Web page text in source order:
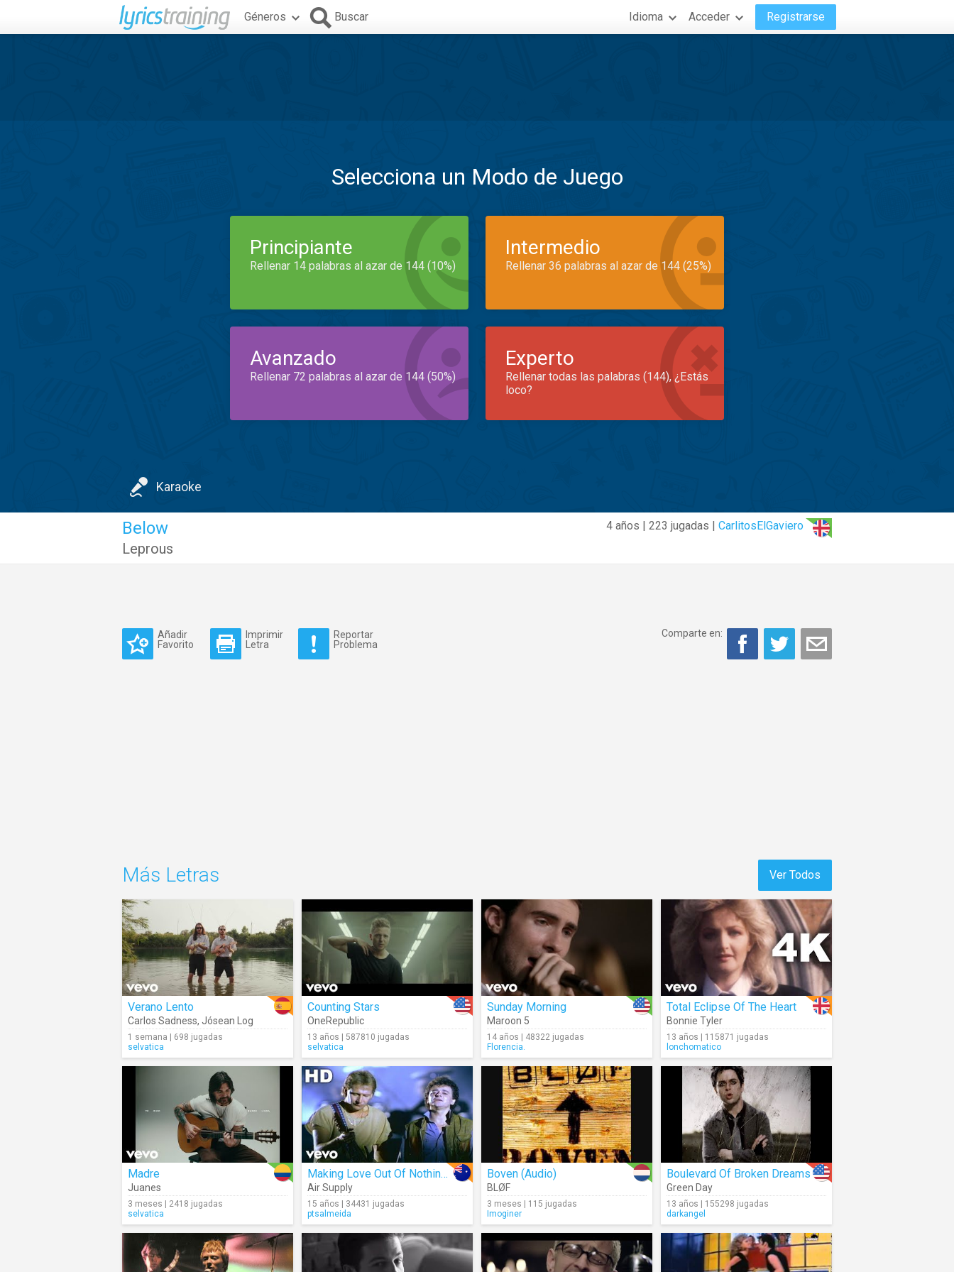
Géneros Buscar Idioma Acceder Registrarse
Selecciona un Modo de Juego
Principiante
Rellenar 14 palabras al azar de 144 (10%)
Intermedio
Rellenar 36 palabras al azar de 144 (25%)
Avanzado
Rellenar 72 palabras al azar de 144 (50%)
Experto
Rellenar todas las palabras (144), ¿Estás
loco?
Karaoke
4 años | 223 jugadas | CarlitosElGaviero
Below
Leprous
Añadir
Favorito
Imprimir
Letra
Reportar
Problema
Comparte en:
Ver Todos
Más Letras
Verano Lento
Carlos Sadness, Jósean Log
1 semana | 698 jugadas
selvatica
Counting Stars
OneRepublic
13 años | 587810 jugadas
selvatica
Sunday Morning
Maroon 5
14 años | 48322 jugadas
Florencia.
Total Eclipse Of The Heart
Bonnie Tyler
13 años | 115871 jugadas
lonchomatico
Madre
Juanes
3 meses | 2418 jugadas
selvatica
Making Love Out Of Nothing At All
Air Supply
15 años | 34431 jugadas
ptsalmeida
Boven (Audio)
BLØF
3 meses | 115 jugadas
Imoginer
Boulevard Of Broken Dreams
Green Day
13 años | 155298 jugadas
darkangel